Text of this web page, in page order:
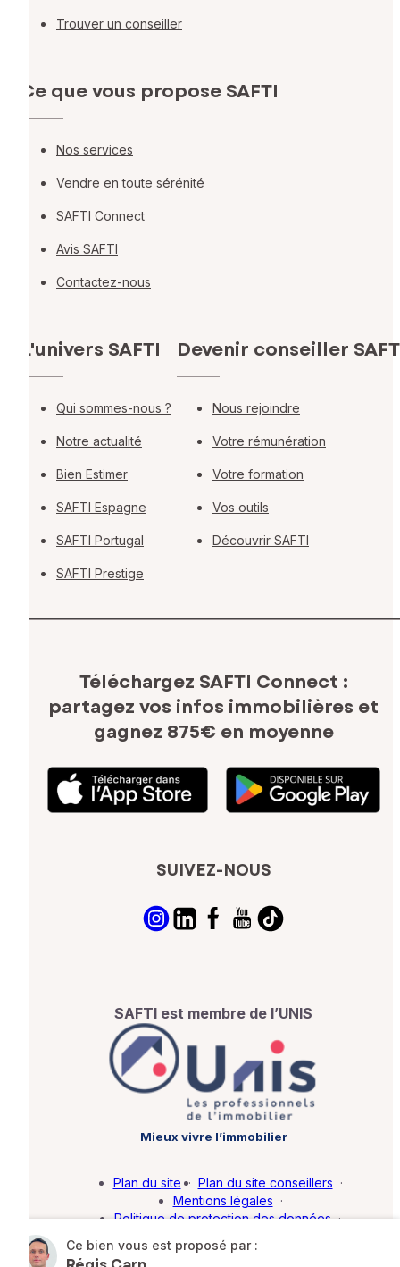
Ce bien vous est proposé par :
Trouver un conseiller
Ce que vous propose SAFTI
Nos services
Vendre en toute sérénité
SAFTI Connect
Avis SAFTI
Contactez-nous
L'univers SAFTI
Qui sommes-nous ?
Notre actualité
Bien Estimer
SAFTI Espagne
SAFTI Portugal
SAFTI Prestige
Devenir conseiller
Nous rejoindre
Votre rémunération
Votre formation
Vos outils
Découvrir SAFTI
Téléchargez SAFTI Connect :
partagez vos infos immobilières et
gagnez 875€ en moyenne
SUIVEZ-NOUS
SAFTI est membre de l’UNIS
Mieux vivre l’immobilier
Plan du site · Plan du site conseillers ·
Mentions légales ·
Politique de protection des données ·